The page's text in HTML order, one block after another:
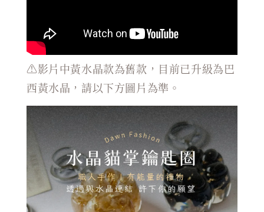
⚠️影片中黃水晶款為舊款，目前已升級為巴
西黃水晶，請以下方圖片為準。